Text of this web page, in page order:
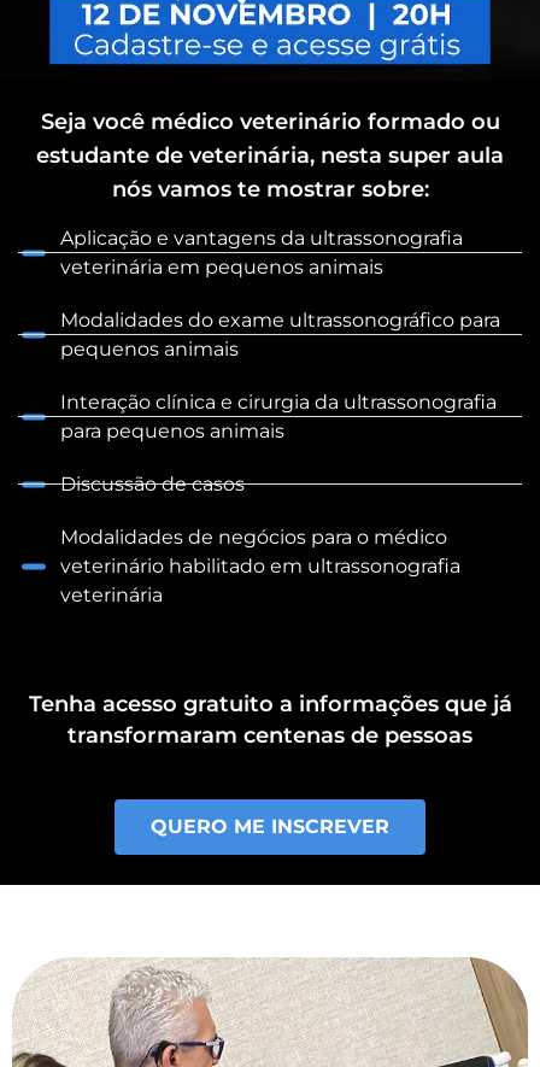
Seja você médico veterinário formado ou
estudante de veterinária, nesta super aula
nós vamos te mostrar sobre:
Aplicação e vantagens da ultrassonografia
veterinária em pequenos animais
Modalidades do exame ultrassonográfico para
pequenos animais
Interação clínica e cirurgia da ultrassonografia
para pequenos animais
Discussão de casos
Modalidades de negócios para o médico
veterinário habilitado em ultrassonografia
veterinária
Tenha acesso gratuito a informações que já
transformaram centenas de pessoas
QUERO ME INSCREVER